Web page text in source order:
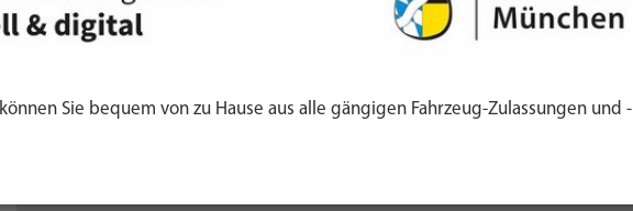
können Sie bequem von zu Hause aus alle gängigen Fahrzeug-Zulassungen und -